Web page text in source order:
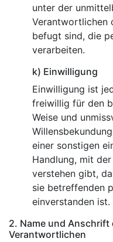
unter der
Verantwortlichen
befugt sind, die
verarbeiten.
k) Einwilligung
Einwilligung ist
freiwillig für den
Weise und
einer sonstigen
Handlung, mit
verstehen gibt,
sie betreffenden
einverstanden ist.
2. Name und
Verantwortlichen